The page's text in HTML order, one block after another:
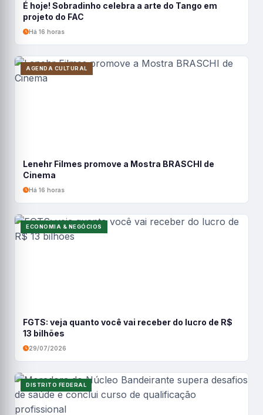
É hoje! Sobradinho celebra a arte do Tango em
projeto do FAC
Há 16 horas
AGENDA CULTURAL
Lenehr Filmes promove a Mostra BRASCHI de
Cinema
Há 16 horas
ECONOMIA & NEGÓCIOS
FGTS: veja quanto você vai receber do lucro de R$
13 bilhões
29/07/2026
DISTRITO FEDERAL